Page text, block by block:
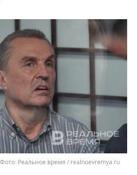
Реальное время / realnoevremya.ru